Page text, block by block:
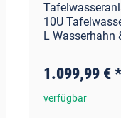
10U
L Wasserhahn
1.099,99 €*
verfügbar